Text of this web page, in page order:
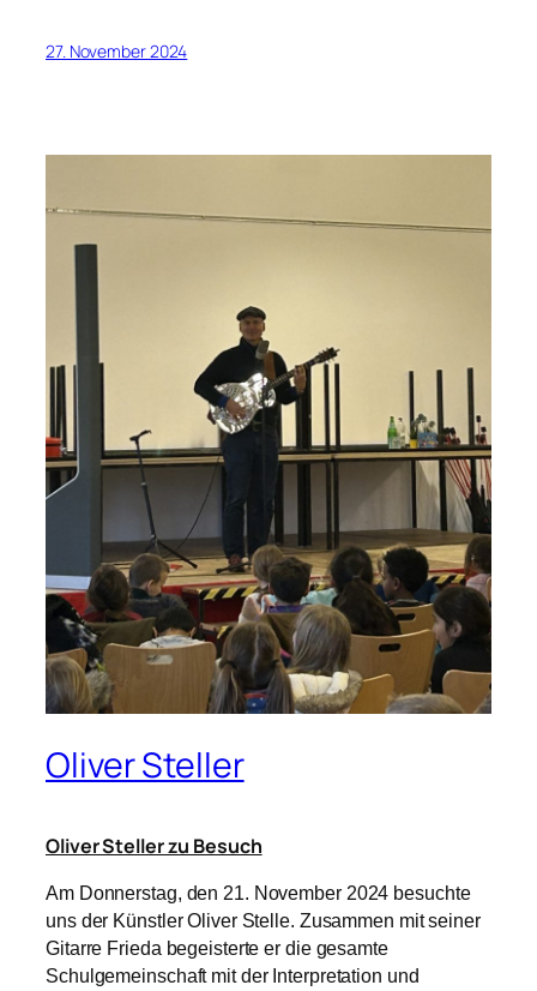
27. November 2024
Oliver Steller
Oliver Steller zu Besuch
Am Donnerstag, den 21. November 2024 besuchte
uns der Künstler Oliver Stelle. Zusammen mit seiner
Gitarre Frieda begeisterte er die gesamte
Schulgemeinschaft mit der Interpretation und